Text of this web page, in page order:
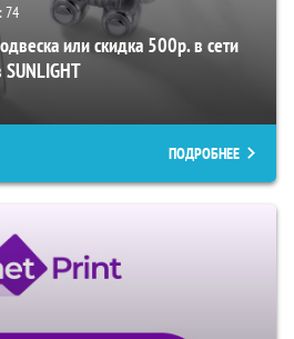
74
или скидка 500р. в сети
ПОДРОБНЕЕ